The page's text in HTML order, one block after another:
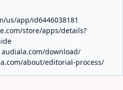
us/app/id6446038181
store/apps/details?
audiala.com/download/
about/editorial-process/